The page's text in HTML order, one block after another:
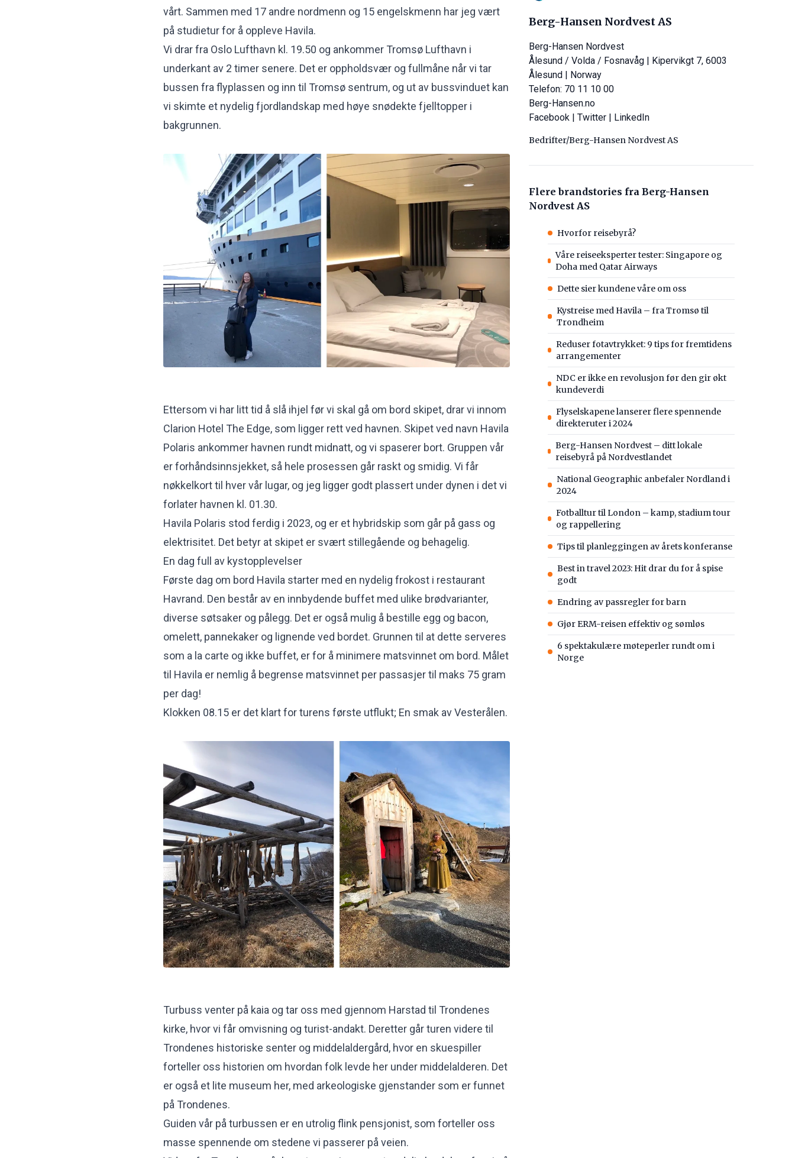
vårt. Sammen med 17 andre nordmenn og 15 engelskmenn har jeg vært
på studietur for å oppleve Havila.
Vi drar fra Oslo Lufthavn kl. 19.50 og ankommer Tromsø Lufthavn i
underkant av 2 timer senere. Det er oppholdsvær og fullmåne når vi tar
bussen fra flyplassen og inn til Tromsø sentrum, og ut av bussvinduet kan
vi skimte et nydelig fjordlandskap med høye snødekte fjelltopper i
bakgrunnen.
Ettersom vi har litt tid å slå ihjel før vi skal gå om bord skipet, drar vi innom
Clarion Hotel The Edge, som ligger rett ved havnen. Skipet ved navn Havila
Polaris ankommer havnen rundt midnatt, og vi spaserer bort. Gruppen vår
er forhåndsinnsjekket, så hele prosessen går raskt og smidig. Vi får
nøkkelkort til hver vår lugar, og jeg ligger godt plassert under dynen i det vi
forlater havnen kl. 01.30.
Havila Polaris stod ferdig i 2023, og er et hybridskip som går på gass og
elektrisitet. Det betyr at skipet er svært stillegående og behagelig.
En dag full av kystopplevelser
Første dag om bord Havila starter med en nydelig frokost i restaurant
Havrand. Den består av en innbydende buffet med ulike brødvarianter,
diverse søtsaker og pålegg. Det er også mulig å bestille egg og bacon,
omelett, pannekaker og lignende ved bordet. Grunnen til at dette serveres
som a la carte og ikke buffet, er for å minimere matsvinnet om bord. Målet
til Havila er nemlig å begrense matsvinnet per passasjer til maks 75 gram
per dag!
Klokken 08.15 er det klart for turens første utflukt; En smak av Vesterålen.
Turbuss venter på kaia og tar oss med gjennom Harstad til Trondenes
kirke, hvor vi får omvisning og turist-andakt. Deretter går turen videre til
Trondenes historiske senter og middelaldergård, hvor en skuespiller
forteller oss historien om hvordan folk levde her under middelalderen. Det
er også et lite museum her, med arkeologiske gjenstander som er funnet
på Trondenes.
Guiden vår på turbussen er en utrolig flink pensjonist, som forteller oss
masse spennende om stedene vi passerer på veien.
Berg-Hansen Nordvest AS
Berg-Hansen Nordvest
Ålesund / Volda / Fosnavåg | Kipervikgt 7, 6003
Ålesund | Norway
Telefon: 70 11 10 00
Berg-Hansen.no
Facebook | Twitter | LinkedIn
Bedrifter/Berg-Hansen Nordvest AS
Flere brandstories fra Berg-Hansen
Nordvest AS
Hvorfor reisebyrå?
Våre reiseeksperter tester: Singapore og
Doha med Qatar Airways
Dette sier kundene våre om oss
Kystreise med Havila – fra Tromsø til
Trondheim
Reduser fotavtrykket: 9 tips for fremtidens
arrangementer
NDC er ikke en revolusjon før den gir økt
kundeverdi
Flyselskapene lanserer flere spennende
direkteruter i 2024
Berg-Hansen Nordvest – ditt lokale
reisebyrå på Nordvestlandet
National Geographic anbefaler Nordland i
2024
Fotballtur til London – kamp, stadium tour
og rappellering
Tips til planleggingen av årets konferanse
Best in travel 2023: Hit drar du for å spise
godt
Endring av passregler for barn
Gjør ERM-reisen effektiv og sømløs
6 spektakulære møteperler rundt om i
Norge